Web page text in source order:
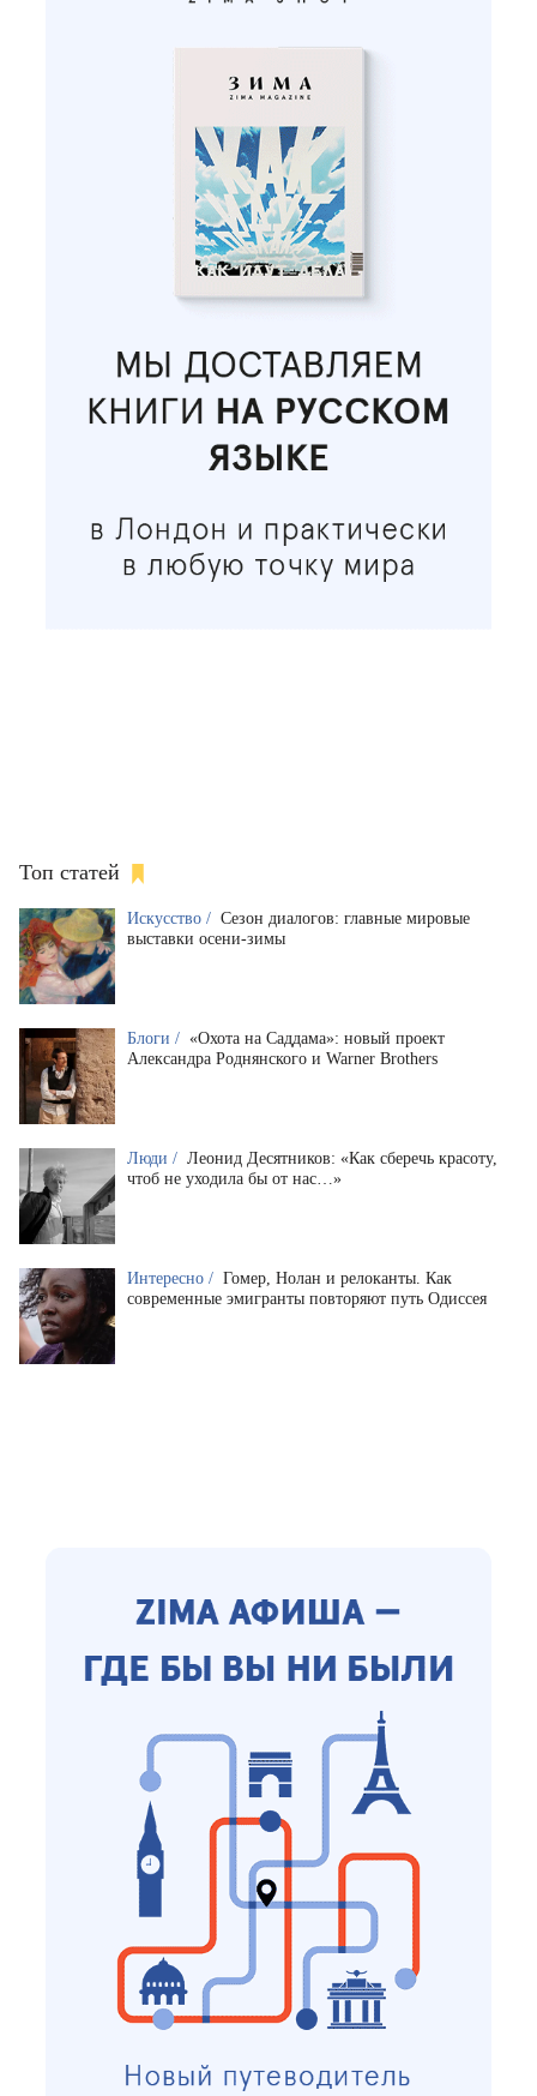
Топ статей
Искусство / Сезон диалогов: главные мировые
выставки осени-зимы
Блоги / «Охота на Саддама»: новый проект
Александра Роднянского и Warner Brothers
Люди / Леонид Десятников: «Как сберечь красоту,
чтоб не уходила бы от нас…»
Интересно / Гомер, Нолан и релоканты. Как
современные эмигранты повторяют путь Одиссея